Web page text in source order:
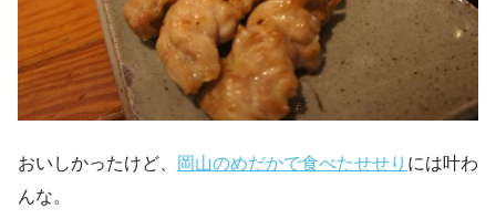
おいしかったけど、 岡山のめだかで食べたせせり には叶わ
んな。